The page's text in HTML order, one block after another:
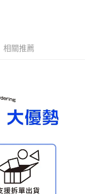
相關推薦